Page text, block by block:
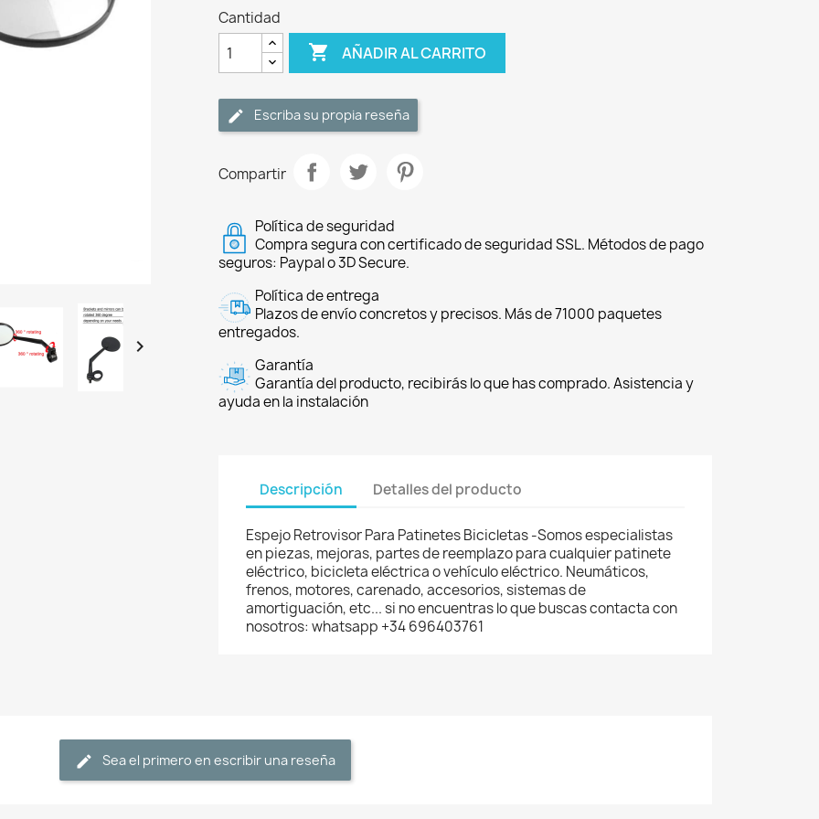

Cantidad
 AÑADIR AL CARRITO
Escriba su propia reseña
Compartir
Política de seguridad
Compra segura con certificado de seguridad SSL. Métodos de pago
seguros: Paypal o 3D Secure.
Política de entrega
Plazos de envío concretos y precisos. Más de 71000 paquetes
entregados.
Garantía
Garantía del producto, recibirás lo que has comprado. Asistencia y
ayuda en la instalación
Descripción Detalles del producto
Espejo Retrovisor Para Patinetes Bicicletas -Somos especialistas
en piezas, mejoras, partes de reemplazo para cualquier patinete
eléctrico, bicicleta eléctrica o vehículo eléctrico. Neumáticos,
frenos, motores, carenado, accesorios, sistemas de
amortiguación, etc... si no encuentras lo que buscas contacta con
nosotros: whatsapp +34 696403761
Sea el primero en escribir una reseña